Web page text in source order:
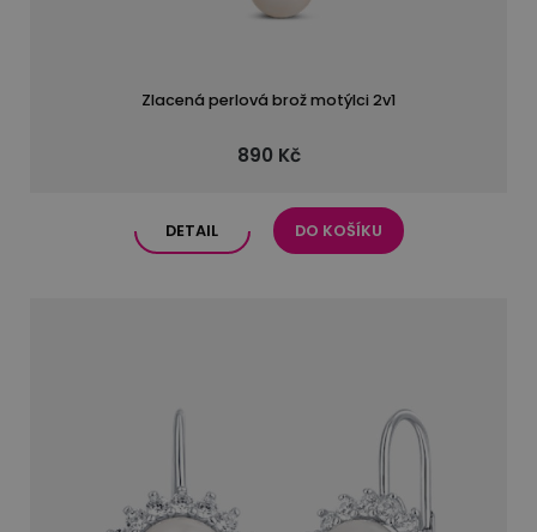
Zlacená perlová brož motýlci 2v1
890 Kč
DETAIL DO KOŠÍKU